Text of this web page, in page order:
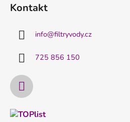
Kontakt
info@filtryvody.cz
725 856 150